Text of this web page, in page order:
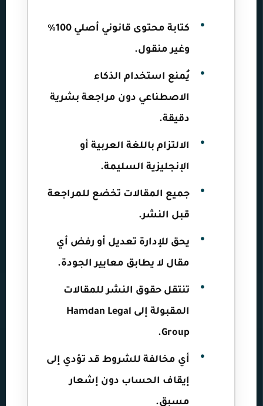
كتابة محتوى قانوني أصلي 100%
وغير منقول.
يُمنع استخدام الذكاء
الاصطناعي دون مراجعة بشرية
دقيقة.
الالتزام باللغة العربية أو
الإنجليزية السليمة.
جميع المقالات تخضع للمراجعة
قبل النشر.
يحق للإدارة تعديل أو رفض أي
مقال لا يطابق معايير الجودة.
تنتقل حقوق النشر للمقالات
المقبولة إلى Hamdan Legal
Group.
أي مخالفة للشروط قد تؤدي إلى
إيقاف الحساب دون إشعار
مسبق.